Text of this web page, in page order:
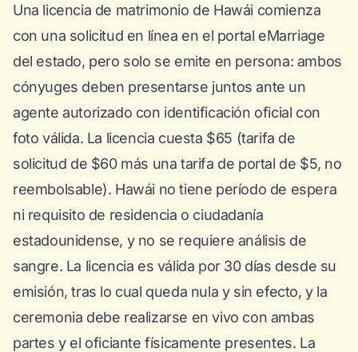
Una licencia de matrimonio de Hawái comienza
con una solicitud en línea en el portal eMarriage
del estado, pero solo se emite en persona: ambos
cónyuges deben presentarse juntos ante un
agente autorizado con identificación oficial con
foto válida. La licencia cuesta $65 (tarifa de
solicitud de $60 más una tarifa de portal de $5, no
reembolsable). Hawái no tiene período de espera
ni requisito de residencia o ciudadanía
estadounidense, y no se requiere análisis de
sangre. La licencia es válida por 30 días desde su
emisión, tras lo cual queda nula y sin efecto, y la
ceremonia debe realizarse en vivo con ambas
partes y el oficiante físicamente presentes. La